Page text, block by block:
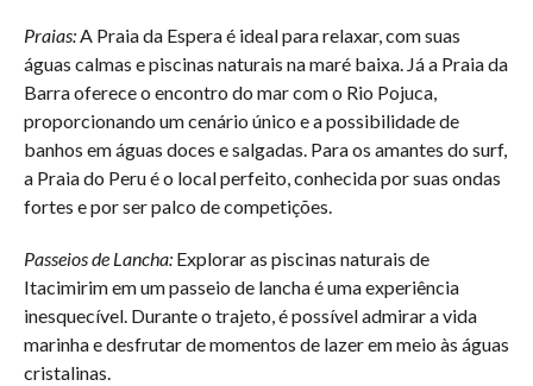
Praias:A Praia da Espera é ideal para relaxar, com suas
águas calmas e piscinas naturais na maré baixa. Já a Praia da
Barra oferece o encontro do mar com o Rio Pojuca,
proporcionando um cenário único e a possibilidade de
banhos em águas doces e salgadas. Para os amantes do surf,
a Praia do Peru é o local perfeito, conhecida por suas ondas
fortes e por ser palco de competições.
Passeios de Lancha: Explorar as piscinas naturais de
Itacimirim em um passeio de lancha é uma experiência
inesquecível. Durante o trajeto, é possível admirar a vida
marinha e desfrutar de momentos de lazer em meio às águas
cristalinas.